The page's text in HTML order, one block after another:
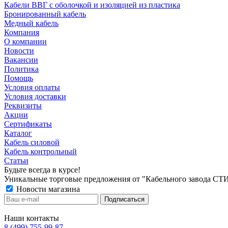
Кабели ВВГ с оболочкой и изоляцией из пластика
Бронированный кабель
Медный кабель
Компания
О компании
Новости
Вакансии
Политика
Помощь
Условия оплаты
Условия доставки
Реквизиты
Акции
Сертификаты
Каталог
Кабель силовой
Кабель контрольный
Статьи
Будьте всегда в курсе!
Уникальные торговые предложения от "Кабельного завода
Новости магазина
Наши контакты